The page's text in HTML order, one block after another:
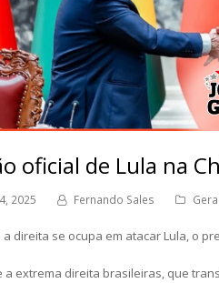
oficial de Lula na
2025 Fernando Sales Geral
a direita se ocupa em atacar Lula, o
a extrema direita brasileiras, que